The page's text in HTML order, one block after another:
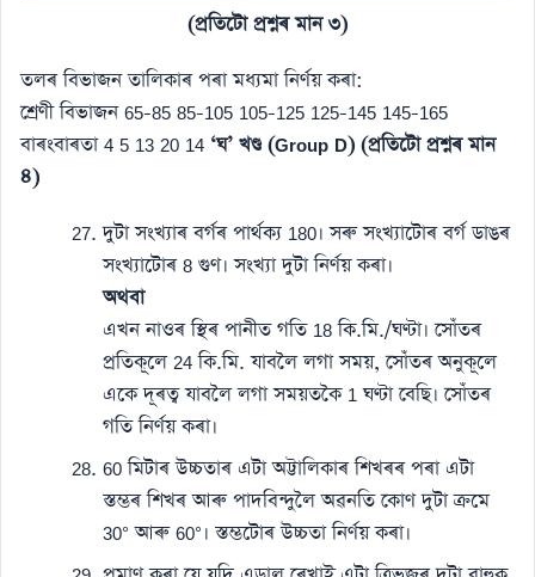
(প্ৰতিটো প্ৰশ্নৰ মান ৩)
তলৰ বিভাজন তালিকাৰ পৰা মধ্যমা নিৰ্ণয় কৰা:
শ্ৰেণী বিভাজন 65-85 85-105 105-125 125-145 145-165
বাৰংবাৰতা 4 5 13 20 14 ‘ঘ’ খণ্ড (Group D) (প্ৰতিটো প্ৰশ্নৰ মান
৪)
দুটা সংখ্যাৰ বৰ্গৰ পাৰ্থক্য 180। সৰু সংখ্যাটোৰ বৰ্গ ডাঙৰ
সংখ্যাটোৰ 8 গুণ। সংখ্যা দুটা নিৰ্ণয় কৰা।
অথবা
এখন নাওৰ স্থিৰ পানীত গতি 18 কি.মি./ঘণ্টা। সোঁতৰ
প্ৰতিকূলে 24 কি.মি. যাবলৈ লগা সময়, সোঁতৰ অনুকূলে
একে দূৰত্ব যাবলৈ লগা সময়তকৈ 1 ঘণ্টা বেছি। সোঁতৰ
গতি নিৰ্ণয় কৰা।
60 মিটাৰ উচ্চতাৰ এটা অট্টালিকাৰ শিখৰৰ পৰা এটা
স্তম্ভৰ শিখৰ আৰু পাদবিন্দুলৈ অৱনতি কোণ দুটা ক্ৰমে
30° আৰু 60°। স্তম্ভটোৰ উচ্চতা নিৰ্ণয় কৰা।